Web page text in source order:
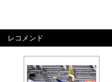
レコメンド